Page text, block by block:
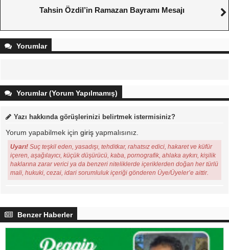
Tahsin Özdil’in Ramazan Bayramı Mesajı
Yorumlar
Yorumlar (Yorum Yapılmamış)
Yazı hakkında görüşlerinizi belirtmek istermisiniz?
Yorum yapabilmek için giriş yapmalısınız.
Uyarı! Suç teşkil eden, yasadışı, tehditkar, rahatsız edici, hakaret ve küfür
içeren, aşağılayıcı, küçük düşürücü, kaba, pornografik, ahlaka aykırı, kişilik
haklarına zarar verici ya da benzeri niteliklerde içeriklerden doğan her türlü
mali, hukuki, cezai, idari sorumluluk içeriği gönderen Üye/Üyeler’e aittir.
Benzer Haberler